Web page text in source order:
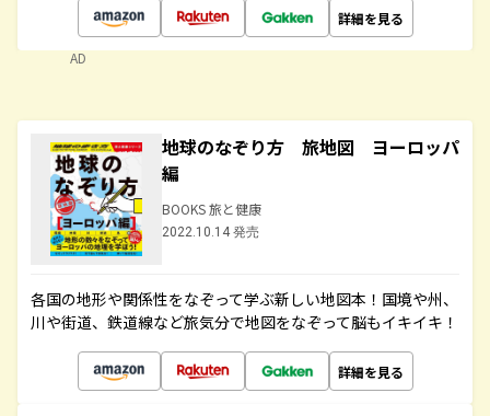
詳細を見る
AD
地球のなぞり方 旅地図 ヨーロッパ
編
BOOKS 旅と健康
2022.10.14 発売
各国の地形や関係性をなぞって学ぶ新しい地図本！国境や州、
川や街道、鉄道線など旅気分で地図をなぞって脳もイキイキ！
詳細を見る